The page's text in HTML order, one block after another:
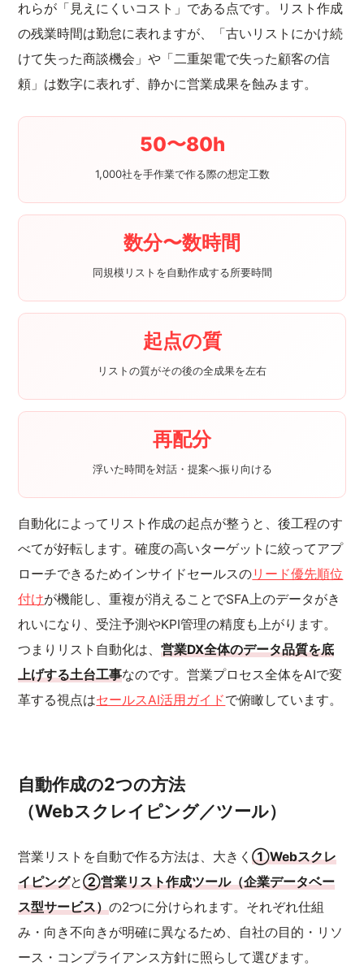
れらが「見えにくいコスト」である点です。リスト作成
の残業時間は勤怠に表れますが、「古いリストにかけ続
けて失った商談機会」や「二重架電で失った顧客の信
頼」は数字に表れず、静かに営業成果を蝕みます。
50〜80h
1,000社を手作業で作る際の想定工数
数分〜数時間
同規模リストを自動作成する所要時間
起点の質
リストの質がその後の全成果を左右
再配分
浮いた時間を対話・提案へ振り向ける
自動化によってリスト作成の起点が整うと、後工程のす
べてが好転します。確度の高いターゲットに絞ってアプ
ローチできるためインサイドセールスのリード優先順位
付けが機能し、重複が消えることでSFA上のデータがき
れいになり、受注予測やKPI管理の精度も上がります。
つまりリスト自動化は、営業DX全体のデータ品質を底
上げする土台工事なのです。営業プロセス全体をAIで変
革する視点はセールスAI活用ガイドで俯瞰しています。
自動作成の2つの方法
（Webスクレイピング／ツール）
営業リストを自動で作る方法は、大きく①Webスクレ
イピングと②営業リスト作成ツール（企業データベー
ス型サービス）の2つに分けられます。それぞれ仕組
み・向き不向きが明確に異なるため、自社の目的・リソ
ース・コンプライアンス方針に照らして選びます。